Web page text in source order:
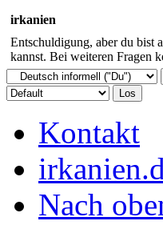
irkanien
Entschuldigung, aber du bist
kannst. Bei weiteren Fragen
Kontakt
Nach